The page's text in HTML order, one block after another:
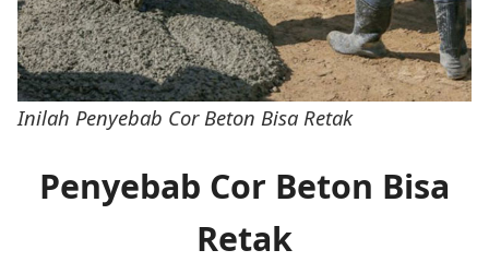
Inilah Penyebab Cor Beton Bisa Retak
Penyebab Cor Beton Bisa
Retak